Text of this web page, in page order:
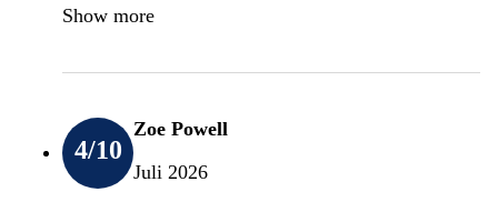
Show more
4/10
Zoe Powell
Juli 2026